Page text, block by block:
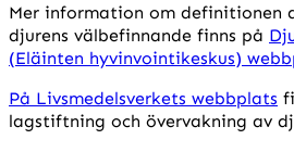
Mer information om definitionen
djurens välbefinnande finns på
(Eläinten hyvinvointikeskus)
På Livsmedelsverkets webbplats
lagstiftning och övervakning av